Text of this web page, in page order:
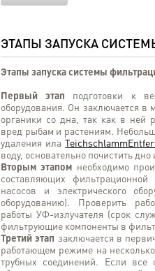
ЭТАПЫ ЗАПУСКА
Этапы запуска системы
Первый этап подготовки к
оборудования. Он заключается в
органики со дна, так как в ней
вред рыбам и растениям.
удаления ила
воду, основательно почистить
Вторым этапом необходимо
составляющих
насосов и электрического
оборудованию). Проверить
работы УФ-излучателя (срок
фильтрующие компоненты в
Третий этап заключается в
работающем режиме на
трубных соединений. Если все